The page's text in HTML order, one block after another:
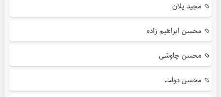
مجید یلان
محسن ابراهیم زاده
محسن چاوشی
محسن دولت